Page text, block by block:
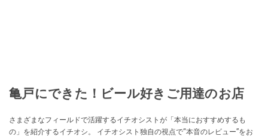
亀戸にできた！ビール好きご用達のお店
さまざまなフィールドで活躍するイチオシストが「本当におすすめするも
の」を紹介するイチオシ。 イチオシスト独自の視点で“本音のレビュー”をお